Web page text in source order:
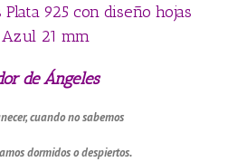
925 con diseño hojas
21 mm
de Ángeles
cuando no sabemos
dormidos o despiertos.